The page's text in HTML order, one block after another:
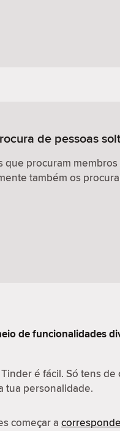
de pessoas
que procuram
também os
de funcionalidades
é fácil. Só tens de
tua personalidade.
começar a